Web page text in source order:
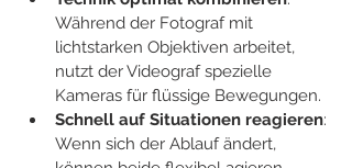
Während der Fotograf mit
lichtstarken Objektiven arbeitet,
nutzt der Videograf spezielle
Kameras für flüssige Bewegungen.
Schnell auf Situationen reagieren:
Wenn sich der Ablauf ändert,